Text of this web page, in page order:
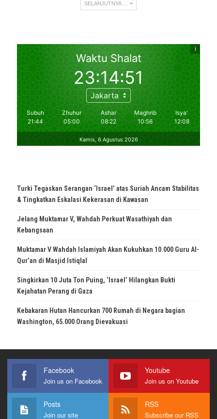
SELANJUTNYA ...
Turki Tegaskan Serangan ‘Israel’ atas Suriah Ancam Stabilitas
& Tingkatkan Eskalasi Kekerasan di Kawasan
Jelang Muktamar V, Wahdah Perkuat Wasathiyah dan
Kebangsaan
Muktamar V Wahdah Islamiyah Akan Kukuhkan 10.000 Guru Al-
Qur’an di Masjid Istiqlal
Singkirkan 10 Juta Ton Puing, ‘Israel’ Hilangkan Bukti
Kejahatan Perang di Gaza
Kebakaran Hutan Hancurkan 700 Rumah di Negara bagian
Washington, 65.000 Orang Dievakuasi
Facebook
Join us on Facebook
Youtube
Join us on Youtube
Posts
Join our site
RSS
Subscribe our RSS